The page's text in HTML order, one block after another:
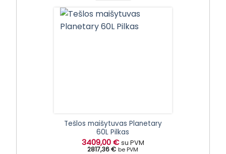
Tešlos maišytuvas Planetary
60L Pilkas
3409,00€ su PVM
2817,36 € be PVM